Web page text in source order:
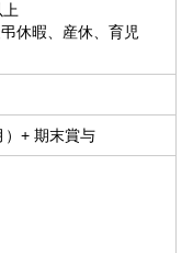
上
休暇、産休、育児
）+ 期末賞与